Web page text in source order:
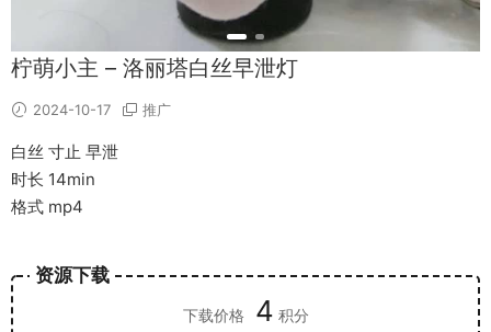
柠萌小主 – 洛丽塔白丝早泄灯
2024-10-17 推广
白丝 寸止 早泄
时长 14min
格式 mp4
资源下载
下载价格 4 积分